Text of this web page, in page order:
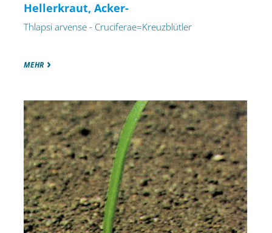
Hellerkraut, Acker-
Thlapsi arvense - Cruciferae=Kreuzblütler
MEHR